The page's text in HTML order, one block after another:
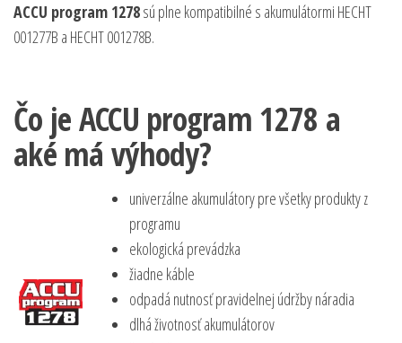
ACCU program 1278sú plne kompatibilné s akumulátormi HECHT
001277B a HECHT 001278B.
Čo je ACCU program 1278 a
aké má výhody?
univerzálne akumulátory pre všetky produkty z
programu
ekologická prevádzka
žiadne káble
odpadá nutnosť pravidelnej údržby náradia
dlhá životnosť akumulátorov